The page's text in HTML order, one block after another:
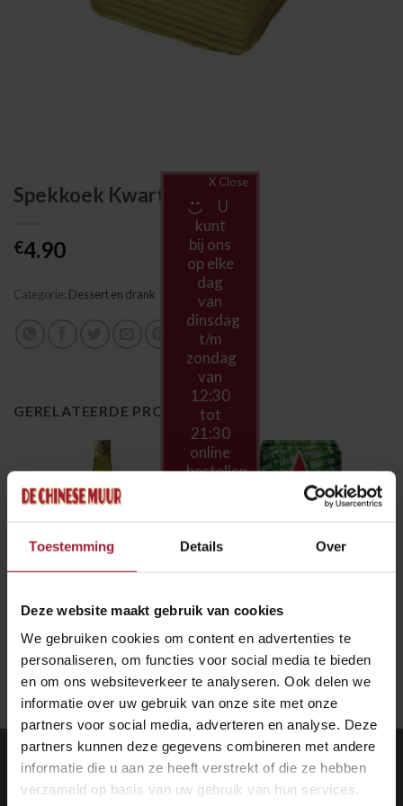
Toestemming Details Over
Deze website maakt gebruik van cookies
We gebruiken cookies om content en advertenties te
personaliseren, om functies voor social media te bieden
en om ons websiteverkeer te analyseren. Ook delen we
informatie over uw gebruik van onze site met onze
partners voor social media, adverteren en analyse. Deze
partners kunnen deze gegevens combineren met andere
informatie die u aan ze heeft verstrekt of die ze hebben
verzameld op basis van uw gebruik van hun services.
Spekkoek Kwart Stuk
€4.90
Categorie: Dessert en drank
GERELATEERDE PRODUCTEN
Montgolfier
Chardonnay (750ml)
Heineken Premium
Pilsener (330ml)
CONTACT
X Close
U
kunt
bij ons
op elke
dag
van
dinsdag
t/m
zondag
van
12:30
tot
21:30
online
bestellen
bezorgen